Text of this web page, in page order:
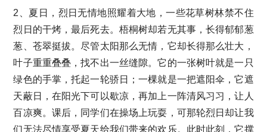
2、夏日，烈日无情地照耀着大地，一些花草树林禁不住
烈日的干烤，最后死去。梧桐树却若无其事，长得郁郁葱
葱、苍翠挺拔。尽管太阳那么无情，它却长得那么壮大，
叶子重重叠叠，找不出一丝缝隙。它的一张树叶就是一只
绿色的手掌，托起一轮骄日；一棵就是一把遮阳伞，它遮
天蔽日，在阳光下可以歇凉，再加上一阵清风习习，让人
百凉爽。课后，同学们在操场上玩耍，可那轮烈日却让我
们无法尽情享受夏天给我们带来的欢乐。此时此刻，它撑